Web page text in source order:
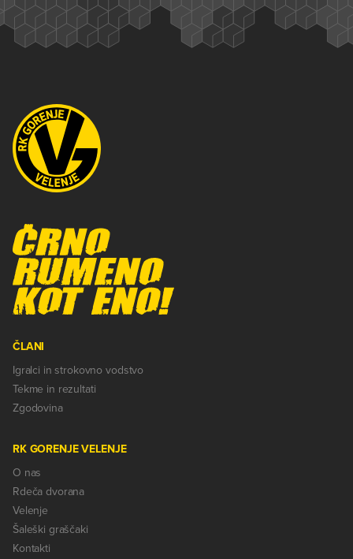
ČLANI
Igralci in strokovno vodstvo
Tekme in rezultati
Zgodovina
RK GORENJE VELENJE
O nas
Rdeča dvorana
Velenje
Šaleški graščaki
Kontakti